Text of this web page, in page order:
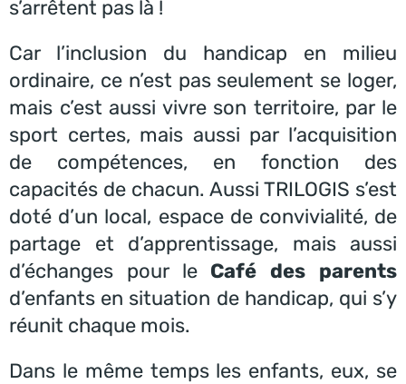
s’arrêtent pas là !
Car l’inclusion du handicap en milieu
ordinaire, ce n’est pas seulement se loger,
mais c’est aussi vivre son territoire, par le
sport certes, mais aussi par l’acquisition
de compétences, en fonction des
capacités de chacun. Aussi TRILOGIS s’est
doté d’un local, espace de convivialité, de
partage et d’apprentissage, mais aussi
d’échanges pour leCafé des parents
d’enfants en situation de handicap, qui s’y
réunit chaque mois.
Dans le même temps les enfants, eux, se